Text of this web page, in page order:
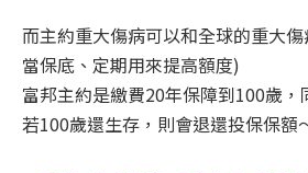
而主約重大傷病可以和全球的重大
當保底、定期用來提高額度)
富邦主約是繳費20年保障到100歲，
若100歲還生存，則會退還投保保額